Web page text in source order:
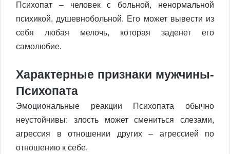
Психопат – человек с больной, ненормальной
психикой, душевнобольной. Его может вывести из
себя любая мелочь, которая заденет его
самолюбие.
Характерные признаки мужчины-
Психопата
Эмоциональные реакции Психопата обычно
неустойчивы: злость может смениться слезами,
агрессия в отношении других – агрессией по
отношению к себе.